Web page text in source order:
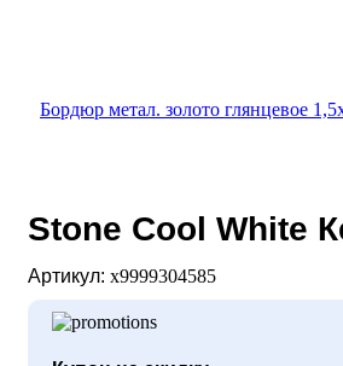
Бордюр метал. золото глянцевое
Stone Cool White
Артикул: х9999304585